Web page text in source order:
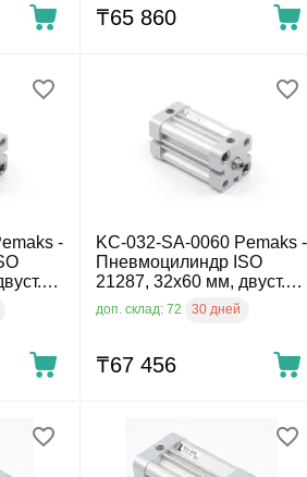
₸65 860
-
KC-032-SA-0060 Pemaks -
Пневмоцилиндр ISO
21287, 32x60 мм, двуст.
действ., внутр. резьба
доп. склад: 72 30 дней
₸67 456